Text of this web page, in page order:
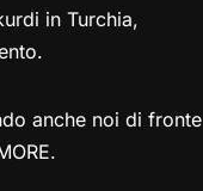
in Turchia,
anche noi di fronte